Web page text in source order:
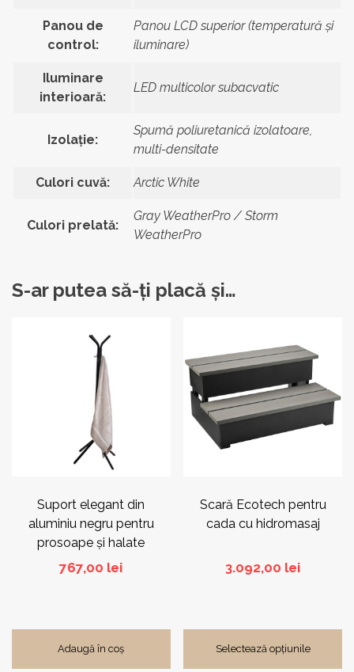
Panou de
control:
Panou LCD superior (temperatură și
iluminare)
Iluminare
interioară:
LED multicolor subacvatic
Izolație:
Spumă poliuretanică izolatoare,
multi-densitate
Culori cuvă: Arctic White
Culori prelată:
Gray WeatherPro / Storm
WeatherPro
S-ar putea să-ți placă și…
Suport elegant din
aluminiu negru pentru
prosoape și halate
767,00 lei
Adaugă în coș
Scară Ecotech pentru
cada cu hidromasaj
3.092,00 lei
Selectează opțiunile
are
mai
multe
variații.
Opțiunile
pagina
produsului.